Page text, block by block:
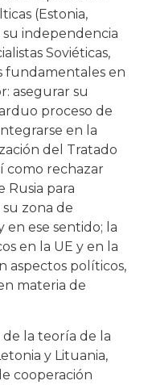
(Estonia,
independencia
Soviéticas,
fundamentales en
asegurar su
proceso de
en la
del Tratado
como rechazar
para
zona de
ese sentido; la
en la UE y en la
aspectos políticos,
materia de
de la teoría de la
y Lituania,
cooperación